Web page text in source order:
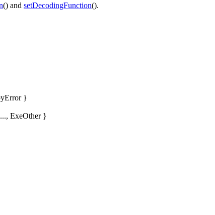
() and setDecodingFunction().
}
ExeOther }